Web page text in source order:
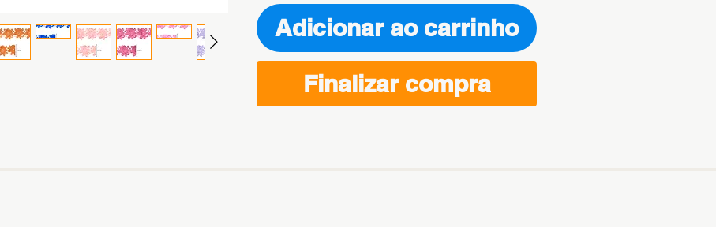
Adicionar ao carrinho
Finalizar compra